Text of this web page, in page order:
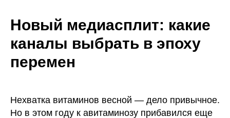
Новый медиасплит: какие
каналы выбрать в эпоху
перемен
Нехватка витаминов весной — дело привычное.
Но в этом году к авитаминозу прибавился еще